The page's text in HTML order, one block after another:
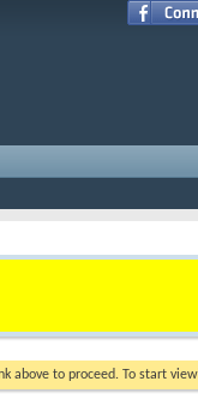
above to proceed. To start